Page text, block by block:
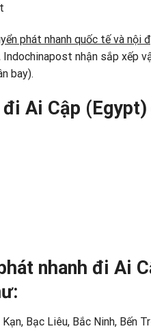
phát nhanh quốc tế và nội
nhận sắp xếp
bay).
Ai Cập
nhanh đi Ai
Bạc Liêu, Bắc Ninh, Bến